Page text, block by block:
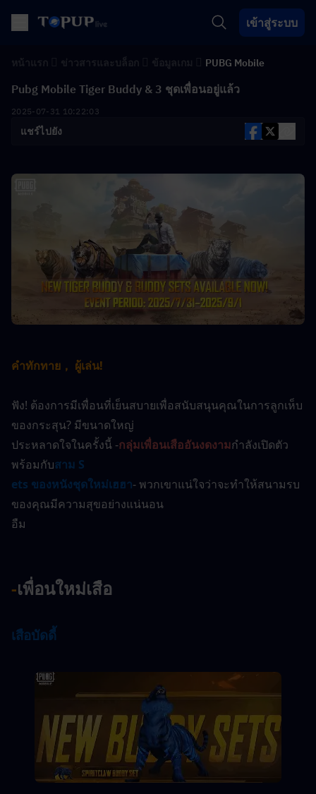
เข้าสู่ระบบ
PUBG Mobile
Pubg Mobile Tiger Buddy & 3 ชุดเพื่อนอยู่แล้ว
2025-07-31 10:22:03
แชร์ไปยัง
คำทักทาย， ผู้เล่น!
ฟัง! ต้องการมีเพื่อนที่เย็นสบายเพื่อสนับสนุนคุณในการลูกเห็บ
ของกระสุน? มีขนาดใหญ่
ประหลาดใจในครั้งนี้ -กลุ่มเพื่อนเสืออันงดงามกำลังเปิดตัว
พร้อมกับสาม S
ets ของหนังชุดใหม่เฮฮา- พวกเขาแน่ใจว่าจะทำให้สนามรบ
ของคุณมีความสุขอย่างแน่นอน
อืม
-เพื่อนใหม่เสือ
เสือบัดดี้